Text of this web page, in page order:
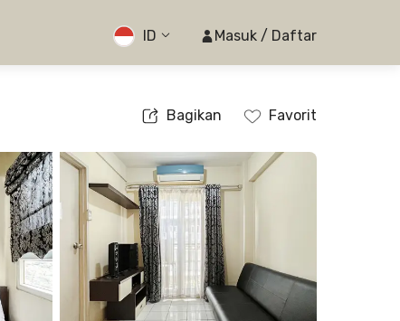
ID Masuk / Daftar
Bagikan Favorit